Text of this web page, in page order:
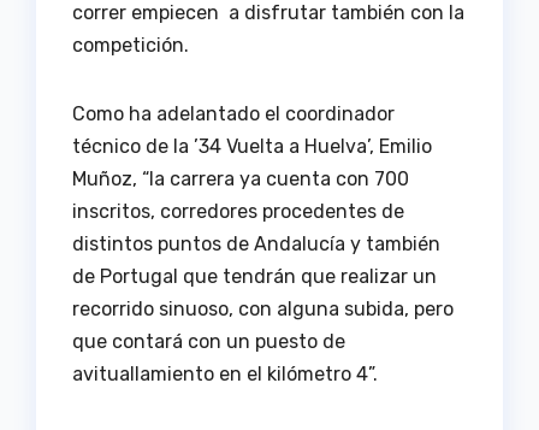
correr empiecen a disfrutar también con la
competición.
Como ha adelantado el coordinador
técnico de la ’34 Vuelta a Huelva’, Emilio
Muñoz, “la carrera ya cuenta con 700
inscritos, corredores procedentes de
distintos puntos de Andalucía y también
de Portugal que tendrán que realizar un
recorrido sinuoso, con alguna subida, pero
que contará con un puesto de
avituallamiento en el kilómetro 4”.